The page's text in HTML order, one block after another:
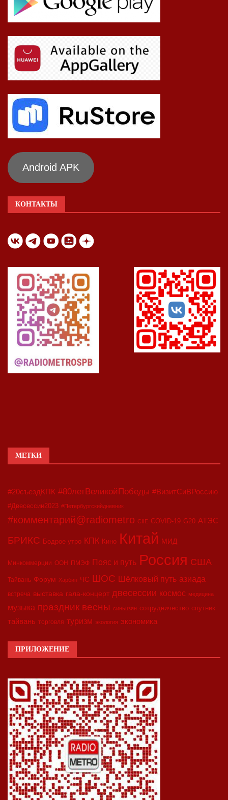
Android APK
КОНТАКТЫ
МЕТКИ
#20съездКПК #80летВеликойПобеды #ВизитСиВРоссию
#Двесессии2023 #Петербургскийдневник
#комментарий@radiometro CIIE COVID-19 G20 АТЭС
БРИКС Бодрое утро КПК Кино Китай МИД
Минкоммерции ООН ПМЭФ Пояс и путь Россия США
Тайвань Форум Харбин ЧС ШОС Шёлковый путь азиада
встреча выставка гала-концерт двесессии космос медицина
музыка праздник весны синьцзян сотрудничество спутник
тайвань торговля туризм экология экономика
ПРИЛОЖЕНИЕ